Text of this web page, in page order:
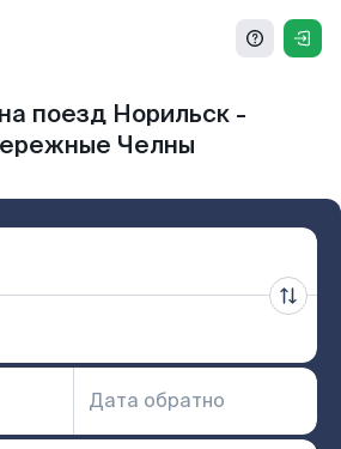
поезд Норильск -
Челны